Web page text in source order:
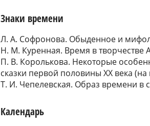
Знаки времени
Л. А. Софронова. Обыденное и
Н. М. Куренная. Время в творчестве
П. В. Королькова. Некоторые
сказки первой половины XX века
Т. И. Чепелевская. Образ времени в
Календарь